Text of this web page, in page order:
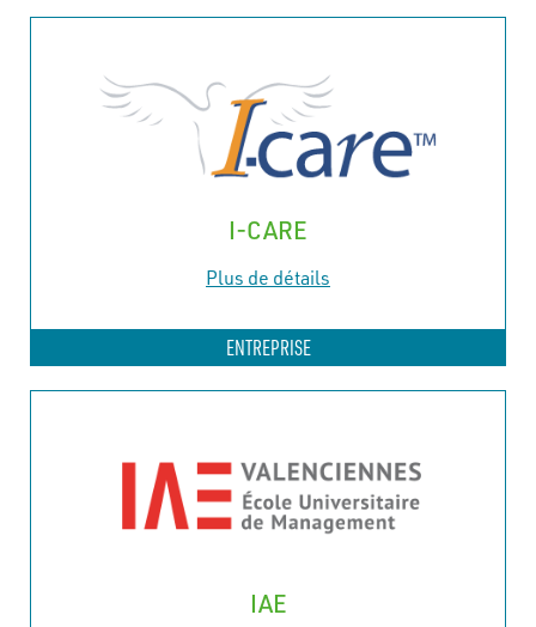
I-CARE
Plus de détails
ENTREPRISE
IAE